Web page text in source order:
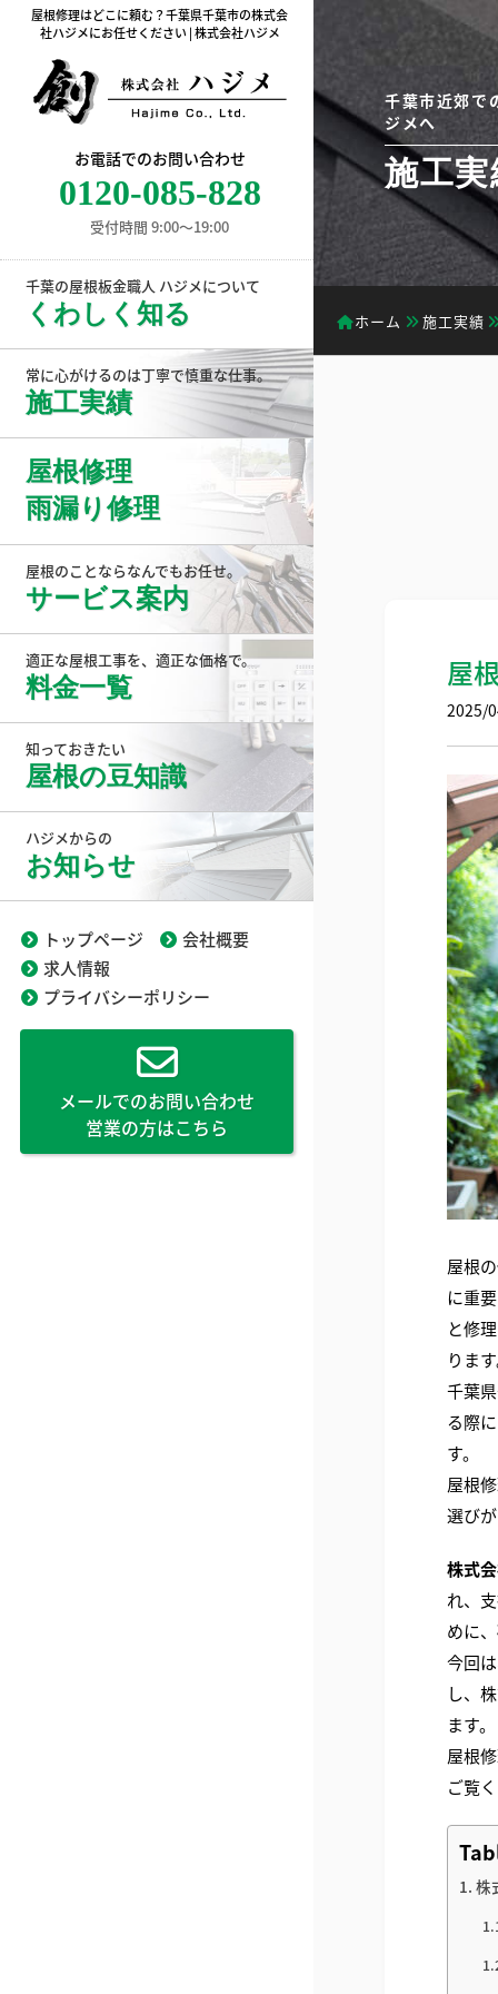
屋根修理はどこに頼む？千葉県千葉市の株式会
社ハジメにお任せください | 株式会社ハジメ
お電話でのお問い合わせ
0120-085-828
受付時間 9:00〜19:00
千葉の屋根板金職人 ハジメについて
くわしく知る
常に心がけるのは丁寧で慎重な仕事。
施工実績
屋根修理
雨漏り修理
屋根のことならなんでもお任せ。
サービス案内
適正な屋根工事を、適正な価格で。
料金一覧
知っておきたい
屋根の豆知識
ハジメからの
お知らせ
トップページ
会社概要
求人情報
プライバシーポリシー
メールでのお問い合わせ
営業の方はこちら
千葉市近郊で
ジメへ
施工実
ホーム 施工実績
屋
2025/
屋根
に重
と修
りま
千葉
る際
す。
屋根
選び
株式
れ、
めに、
今回
し、
ます。
屋根
ご覧
株